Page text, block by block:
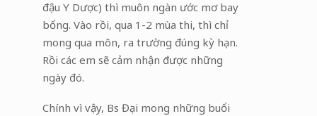
đậu Y Dược) thì muôn ngàn ước mơ bay
bổng. Vào rồi, qua 1-2 mùa thi, thì chỉ
mong qua môn, ra trường đúng kỳ hạn.
Rồi các em sẽ cảm nhận được những
ngày đó.
Chính vì vậy, Bs Đại mong những buổi